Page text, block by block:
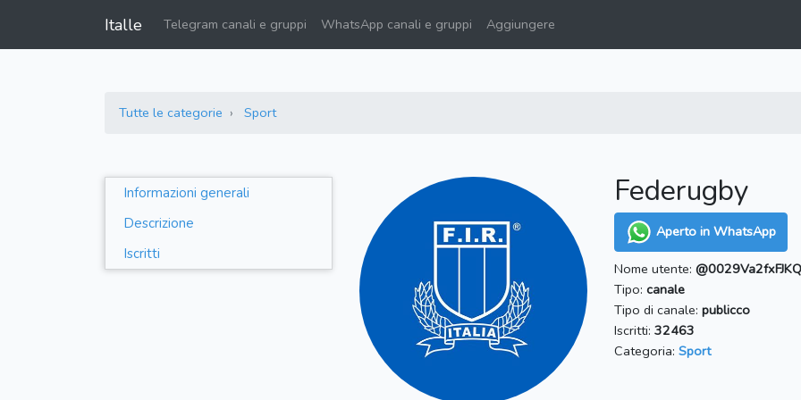
Italle Telegram canali e gruppi WhatsApp canali e gruppi Aggiungere
Tutte le categorie Sport
Informazioni generali
Descrizione
Iscritti
Federugby
Aperto in WhatsApp
Nome utente:
Tipo: canale
Tipo di canale: publicco
Iscritti: 32463
Categoria: Sport